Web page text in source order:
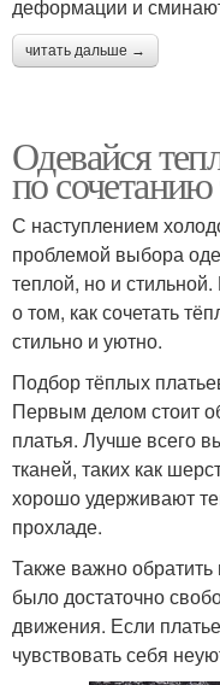
деформации и
читать дальше →
Одевайся
по
С наступлением
проблемой выбора
теплой, но и
о том, как сочетать
стильно и уютно.
Подбор тёплых
Первым делом стоит
платья. Лучше всего
тканей, таких как
хорошо удерживают
прохладе.
Также важно
было достаточно
движения. Если
чувствовать себя